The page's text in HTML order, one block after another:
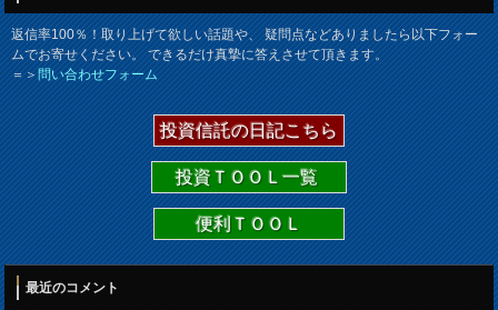
返信率100％！取り上げて欲しい話題や、 疑問点などありましたら以下フォー
ムでお寄せください。 できるだけ真摯に答えさせて頂きます。
＝＞問い合わせフォーム
投資信託の日記こちら
投資ＴＯＯＬ一覧
便利ＴＯＯＬ
最近のコメント